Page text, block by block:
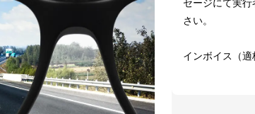
セージにて実
さい。
インボイス（